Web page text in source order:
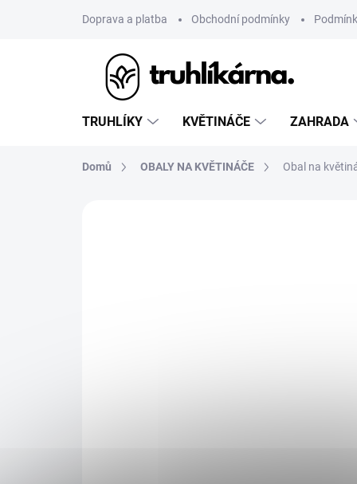
Doprava a platba Obchodní podmínky
TRUHLÍKY KVĚTINÁČE ZAHRADA
Domů OBALY NA KVĚTINÁČE Obal na